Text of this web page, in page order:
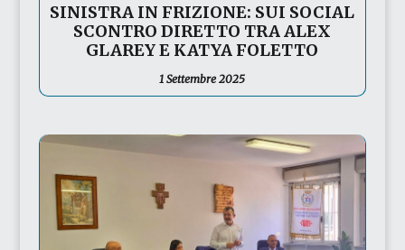
SINISTRA IN FRIZIONE: SUI SOCIAL
SCONTRO DIRETTO TRA ALEX
GLAREY E KATYA FOLETTO
1 Settembre 2025